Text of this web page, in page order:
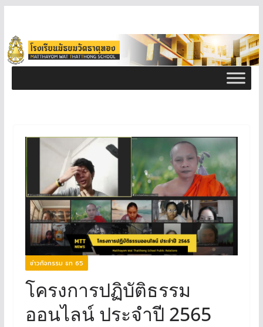
ข่าวกิจกรรม ธท 65
โครงการปฏิบัติธรรม
ออนไลน์ ประจำปี 2565